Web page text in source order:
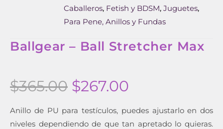
Caballeros, Fetish y BDSM, Juguetes,
Para Pene, Anillos y Fundas
Ballgear – Ball Stretcher Max
$365.00 $267.00
Anillo de PU para testículos, puedes ajustarlo en dos
niveles dependiendo de que tan apretado lo quieras.